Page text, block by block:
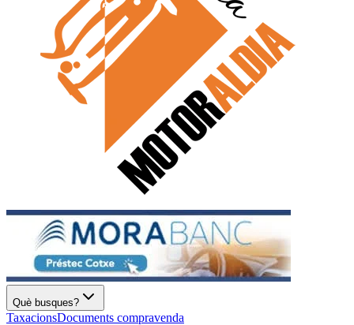
Què busques?
TaxacionsDocuments compravenda